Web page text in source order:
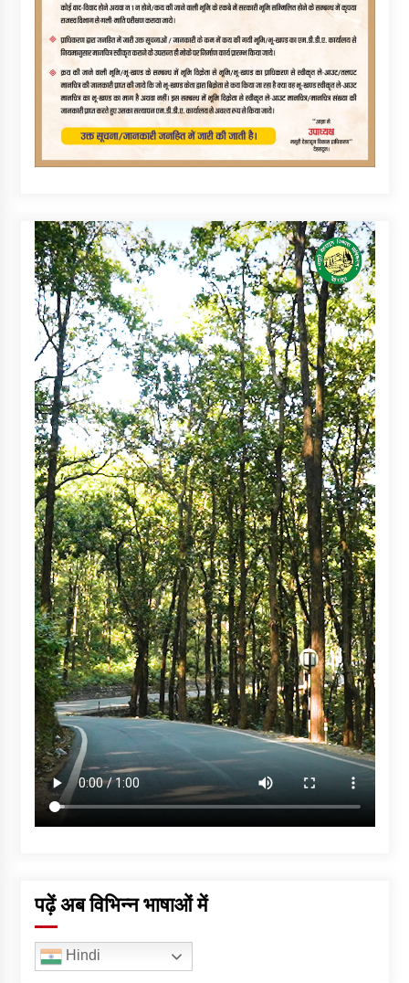
पढ़ें अब विभिन्न भाषाओं में
Hindi